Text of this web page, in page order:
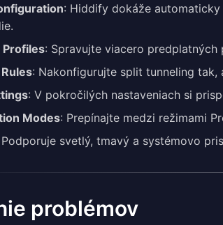
: Hiddify dokáže
: Spravujte viacero
: Nakonfigurujte split tunneling tak,
: V pokročilých nastaveniach si
Modes: Prepínajte medzi režimami
Podporuje svetlý, tmavý a systémovo
problémov